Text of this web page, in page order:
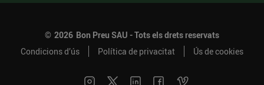
© 2026 Bon Preu SAU - Tots els drets reservats
Condicions d’ús
Política de privacitat Ús de cookies